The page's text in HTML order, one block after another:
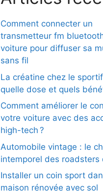
Comment connecter un
transmetteur fm
voiture pour diffuser sa
sans fil
La créatine chez le
quelle dose et quels
Comment améliorer le
votre voiture avec des
high-tech ?
Automobile vintage : le
intemporel des roadsters
Installer un coin sport
maison rénovée avec sol